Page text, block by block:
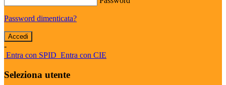
Password dimenticata?
-
Entra con SPID Entra con CIE
Seleziona utente